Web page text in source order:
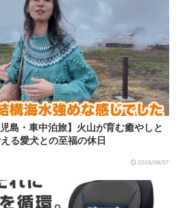
島・車中泊旅】火山が育む癒やしと
る愛犬との至福の休日
2026/08/07